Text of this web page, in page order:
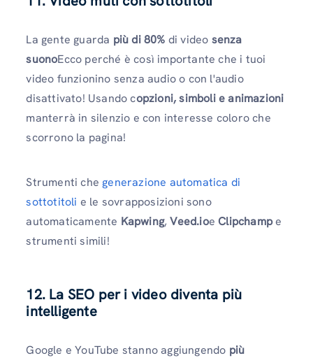
La gente guarda più di 80% di video senza
suonoEcco perché è così importante che i tuoi
video funzionino senza audio o con l'audio
disattivato! Usando copzioni, simboli e animazioni
manterrà in silenzio e con interesse coloro che
scorrono la pagina!
Strumenti che generazione automatica di
sottotitoli e le sovrapposizioni sono
automaticamente Kapwing,Veed.ioeClipchampe
strumenti simili!
12. La SEO per i video diventa più
intelligente
Google e YouTube stanno aggiungendo più